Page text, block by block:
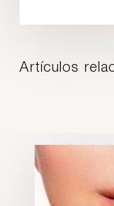
Artículos